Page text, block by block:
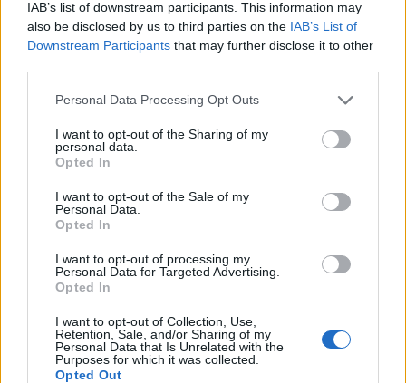
IAB’s list of downstream participants. This information may
also be disclosed by us to third parties on the IAB’s List of
Downstream Participants that may further disclose it to other
Please note that this website/app uses one or more Google
not limited to your visit or usage behaviour. You may click to
grant or deny consent to Google and its third-party tags to
use your data for below specified purposes in below Google
consent section.
Personal Data Processing Opt Outs
I want to opt-out of the Sharing of my
personal data.
Opted In
I want to opt-out of the Sale of my
Personal Data.
Opted In
I want to opt-out of processing my
Personal Data for Targeted Advertising.
Opted In
I want to opt-out of Collection, Use,
Retention, Sale, and/or Sharing of my
Personal Data that Is Unrelated with the
Purposes for which it was collected.
Opted Out
Kiss Ádám és vírusok
Csizmazia Darab István [Rambo] •2010. november 08.
mikor megvette, nem is kért hozzá külön vírusokat ;-)
Aztán keresett valakit, aki meg tudja tisztítani.
Hozzánk fordult, mi pedig megkértük, mondja el,
mit gondol a vírusirtókról.